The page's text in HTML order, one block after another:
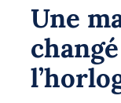
Une